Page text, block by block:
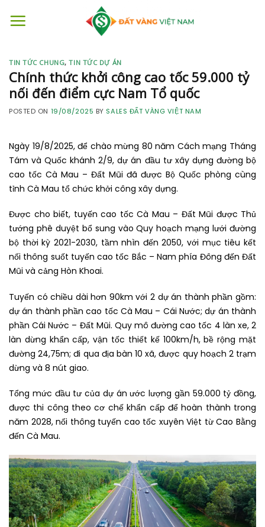
TIN TỨC CHUNG,TIN TỨC DỰ ÁN
Chính thức khởi công cao tốc 59.000 tỷ
nối đến điểm cực Nam Tổ quốc
POSTED ON 19/08/2025 BY SALES ĐẤT VÀNG VIỆT NAM
Ngày 19/8/2025, để chào mừng 80 năm Cách mạng Tháng
Tám và Quốc khánh 2/9, dự án đầu tư xây dựng đường bộ
cao tốc Cà Mau – Đất Mũi đã được Bộ Quốc phòng cùng
tỉnh Cà Mau tổ chức khởi công xây dựng.
Được cho biết, tuyến cao tốc Cà Mau – Đất Mũi được Thủ
tướng phê duyệt bổ sung vào Quy hoạch mạng lưới đường
bộ thời kỳ 2021-2030, tầm nhìn đến 2050, với mục tiêu kết
nối thông suốt tuyến cao tốc Bắc – Nam phía Đông đến Đất
Mũi và cảng Hòn Khoai.
Tuyến có chiều dài hơn 90km với 2 dự án thành phần gồm:
dự án thành phần cao tốc Cà Mau – Cái Nước; dự án thành
phần Cái Nước – Đất Mũi. Quy mô đường cao tốc 4 làn xe, 2
làn dừng khẩn cấp, vận tốc thiết kế 100km/h, bề rộng mặt
đường 24,75m; đi qua địa bàn 10 xã, được quy hoạch 2 trạm
dừng và 8 nút giao.
Tổng mức đầu tư của dự án ước lượng gần 59.000 tỷ đồng,
được thi công theo cơ chế khẩn cấp để hoàn thành trong
năm 2028, nối thông tuyến cao tốc xuyên Việt từ Cao Bằng
đến Cà Mau.